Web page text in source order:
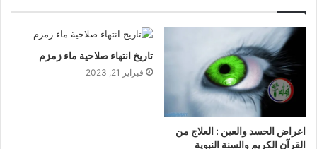
اعراض الحسد والعين : العلاج من
القرآن الكريم والسنة النبوية
تاريخ انتهاء صلاحية ماء زمزم
فبراير 21, 2023